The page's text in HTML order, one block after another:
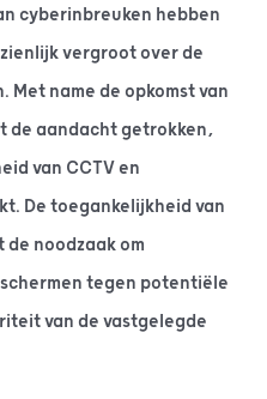
cyberinbreuken hebben
vergroot over de
Met name de opkomst van
de aandacht getrokken,
van CCTV en
De toegankelijkheid van
noodzaak om
tegen potentiële
van de vastgelegde